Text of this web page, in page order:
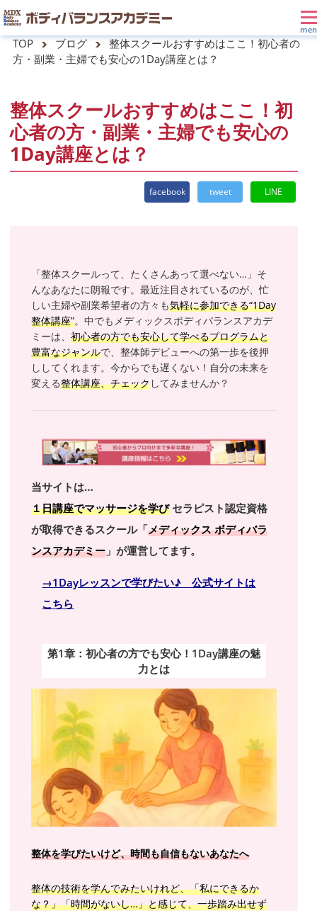
TOP ブログ
整体スクールおすすめはここ！初心者の
方・副業・主婦でも安心の1Day講座とは？
整体スクールおすすめはここ！初
心者の方・副業・主婦でも安心の
1Day講座とは？
facebook tweet LINE
「整体スクールって、たくさんあって選べない…」そ
んなあなたに朗報です。最近注目されているのが、忙
しい主婦や副業希望者の方々も気軽に参加できる“1Day
整体講座”。中でもメディックスボディバランスアカデ
ミーは、初心者の方でも安心して学べるプログラムと
豊富なジャンルで、整体師デビューへの第一歩を後押
ししてくれます。今からでも遅くない！自分の未来を
変える整体講座、チェックしてみませんか？
当サイトは…
１日講座でマッサージを学びセラピスト認定資格
が取得できるスクール「メディックス ボディバラ
ンスアカデミー 」が運営してます。
→1Dayレッスンで学びたい♪ 公式サイトは
こちら
第1章：初心者の方でも安心！1Day講座の魅
力とは
整体を学びたいけど、時間も自信もないあなたへ
整体の技術を学んでみたいけれど、「私にできるか
な？」「時間がないし…」と感じて、一歩踏み出せず